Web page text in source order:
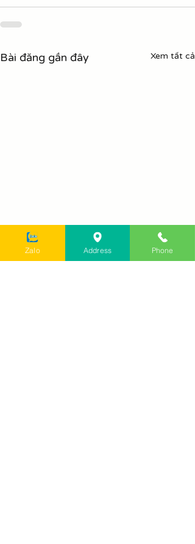
Bài đăng gần đây Xem tất cả
Zalo Address Phone